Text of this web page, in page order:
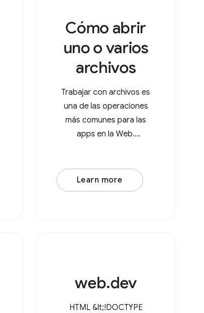
Cómo abrir
uno o varios
archivos
Trabajar con archivos es
una de las operaciones
más comunes para las
apps en la Web.
archivo, realizar algunos
cambios y, luego, volver a
Learn more
web.dev
HTML &lt;!DOCTYPE